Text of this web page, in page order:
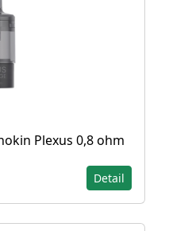
Plexus 0,8 ohm
Detail